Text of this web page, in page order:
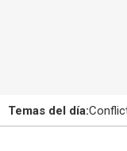
Temas del día: